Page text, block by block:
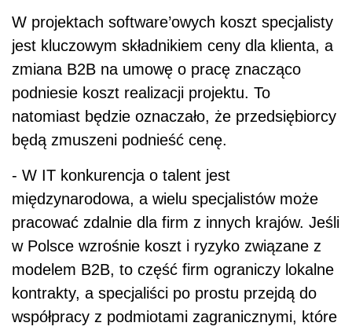
W projektach software’owych koszt specjalisty
jest kluczowym składnikiem ceny dla klienta, a
zmiana B2B na umowę o pracę znacząco
podniesie koszt realizacji projektu. To
natomiast będzie oznaczało, że przedsiębiorcy
będą zmuszeni podnieść cenę.
- W IT konkurencja o talent jest
międzynarodowa, a wielu specjalistów może
pracować zdalnie dla firm z innych krajów. Jeśli
w Polsce wzrośnie koszt i ryzyko związane z
modelem B2B, to część firm ograniczy lokalne
kontrakty, a specjaliści po prostu przejdą do
współpracy z podmiotami zagranicznymi, które